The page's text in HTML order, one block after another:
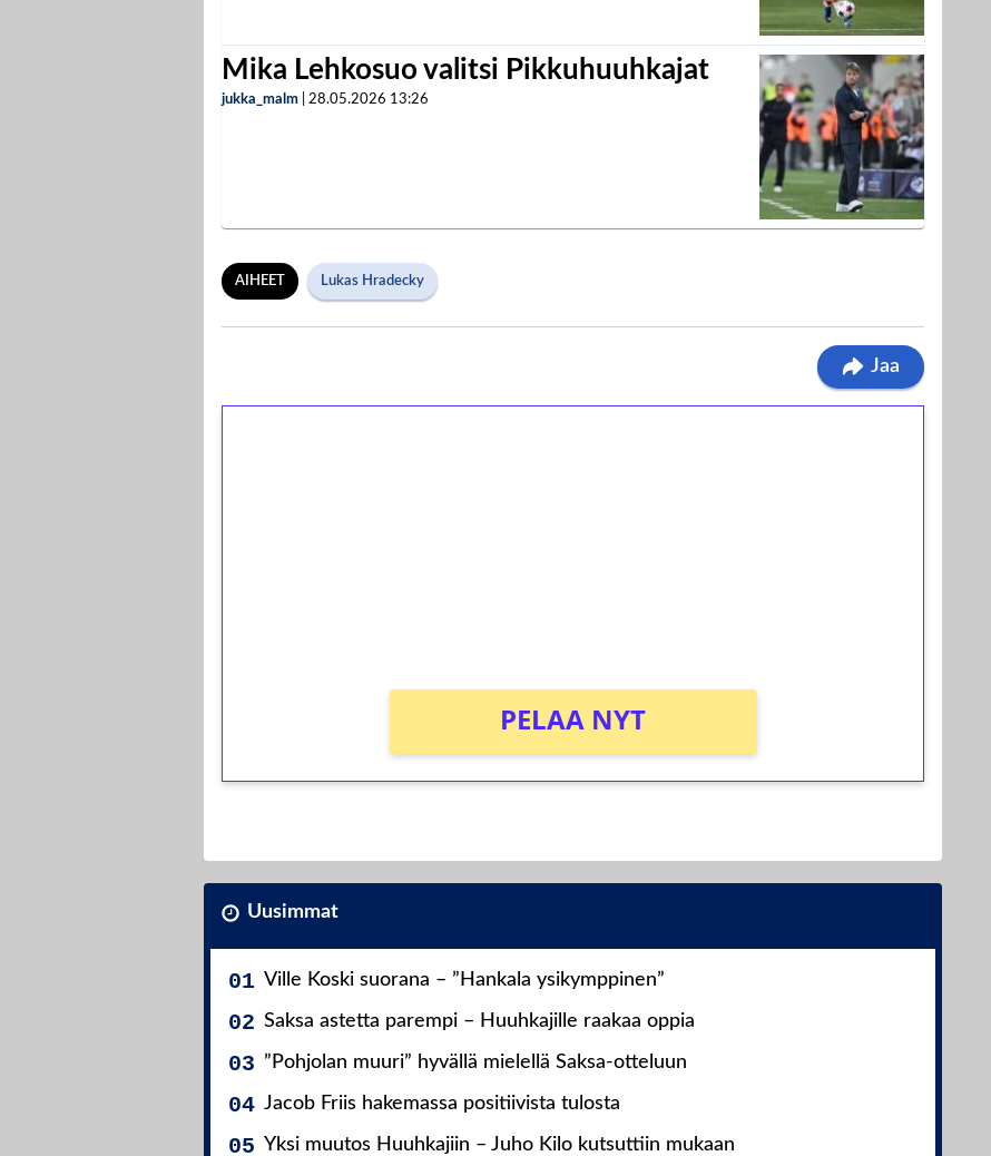
Mika Lehkosuo valitsi Pikkuhuuhkajat
jukka_malm 28.05.2026 13:26
AIHEET Lukas Hradecky
Jaa
PELAA NYT
Uusimmat
Ville Koski suorana – ”Hankala ysikymppinen”
Saksa astetta parempi – Huuhkajille raakaa oppia
”Pohjolan muuri” hyvällä mielellä Saksa-otteluun
Jacob Friis hakemassa positiivista tulosta
Yksi muutos Huuhkajiin – Juho Kilo kutsuttiin mukaan